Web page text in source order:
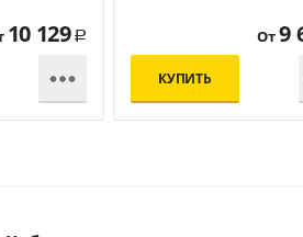
10 129 Р

От9
КУПИТЬ